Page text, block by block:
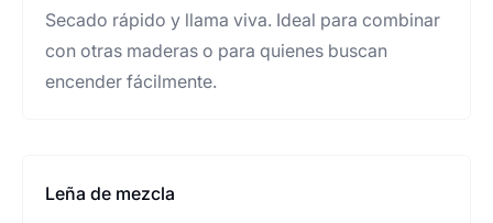
Secado rápido y llama viva. Ideal para combinar
con otras maderas o para quienes buscan
encender fácilmente.
Leña de mezcla